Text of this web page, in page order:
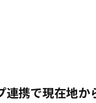
携で現在地か